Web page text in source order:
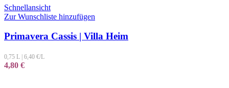
Schnellansicht
Zur Wunschliste hinzufügen
Primavera Cassis | Villa Heim
0,75 L 6,40 €/L
4,80 €